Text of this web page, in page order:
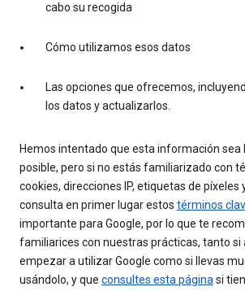
cabo su recogida
Cómo utilizamos esos datos
Las opciones que ofrecemos,
los datos y actualizarlos.
Hemos intentado que esta información sea
posible, pero si no estás familiarizado con
cookies, direcciones IP, etiquetas de píxeles
consulta en primer lugar estos términos
importante para Google, por lo que te
familiarices con nuestras prácticas, tanto si
empezar a utilizar Google como si llevas
usándolo, y que consultes esta páginasi